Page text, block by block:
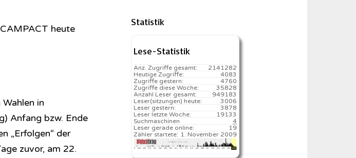
heute
in
Anfang bzw. Ende
„Erfolgen“ der
zuvor, am 22.
Statistik
Lese-Statistik
2141282
Anz. Zugriffe gesamt:
4083
Heutige Zugriffe:
4760
Zugriffe gestern:
35828
Zugriffe diese Woche:
949183
Anzahl Leser gesamt:
3006️
Leser(sitzungen) heute:
3878
Leser gestern:
19133️
Leser letzte Woche:
4
Suchmaschinen
19
Leser gerade online:
1. November 2009
Zähler startete: